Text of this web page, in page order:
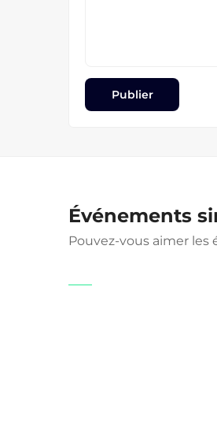
Événements
Pouvez-vous aimer les